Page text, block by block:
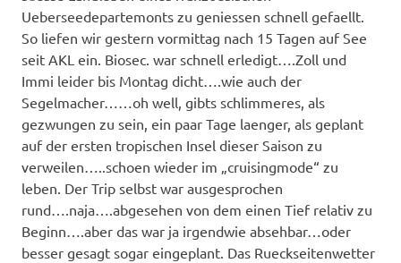
Ueberseedepartemonts zu geniessen schnell gefaellt.
So liefen wir gestern vormittag nach 15 Tagen auf See
seit AKL ein. Biosec. war schnell erledigt….Zoll und
Immi leider bis Montag dicht….wie auch der
Segelmacher……oh well, gibts schlimmeres, als
gezwungen zu sein, ein paar Tage laenger, als geplant
auf der ersten tropischen Insel dieser Saison zu
verweilen…..schoen wieder im „cruisingmode“ zu
leben. Der Trip selbst war ausgesprochen
rund….naja….abgesehen von dem einen Tief relativ zu
Beginn….aber das war ja irgendwie absehbar…oder
besser gesagt sogar eingeplant. Das Rueckseitenwetter